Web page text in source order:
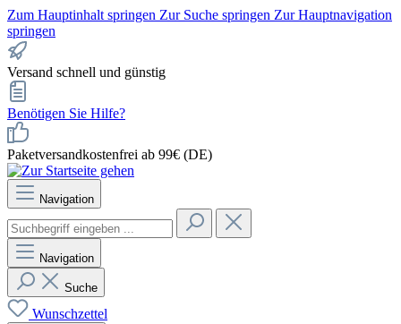
Zum Hauptinhalt springen Zur Suche springen Zur Hauptnavigation
springen
Versand schnell und günstig
Benötigen Sie Hilfe?
Paketversandkostenfrei ab 99€ (DE)
Navigation
Navigation
Suche
Wunschzettel